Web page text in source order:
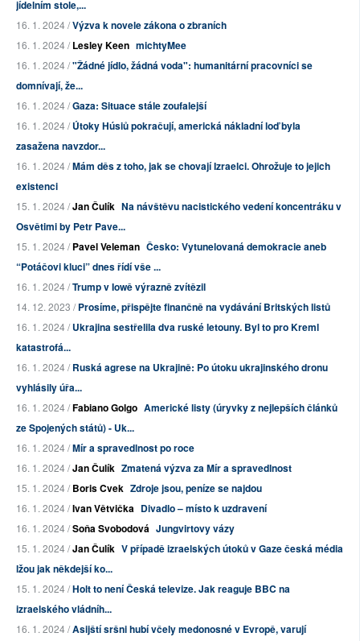
jídelním stole,...
16. 1. 2024 /Výzva k novele zákona o zbraních
16. 1. 2024 /Lesley Keen michtyMee
16. 1. 2024 /"Žádné jídlo, žádná voda": humanitární pracovníci se
domnívají, že...
16. 1. 2024 /Gaza: Situace stále zoufalejší
16. 1. 2024 /Útoky Húsiů pokračují, americká nákladní loď byla
zasažena navzdor...
16. 1. 2024 /Mám děs z toho, jak se chovají Izraelci. Ohrožuje to jejich
existenci
15. 1. 2024 /Jan Čulík Na návštěvu nacistického vedení koncentráku v
Osvětimi by Petr Pave...
15. 1. 2024 /Pavel Veleman Česko: Vytunelovaná demokracie aneb
“Potáčovi kluci” dnes řídí vše ...
16. 1. 2024 /Trump v Iowě výrazně zvítězil
14. 12. 2023 /Prosíme, přispějte finančně na vydávání Britských listů
16. 1. 2024 /Ukrajina sestřelila dva ruské letouny. Byl to pro Kreml
katastrofá...
16. 1. 2024 /Ruská agrese na Ukrajině: Po útoku ukrajinského dronu
vyhlásily úřa...
16. 1. 2024 /Fabiano Golgo Americké listy (úryvky z nejlepších článků
ze Spojených států) - Uk...
16. 1. 2024 /Mír a spravedlnost po roce
16. 1. 2024 /Jan Čulík Zmatená výzva za Mír a spravedlnost
15. 1. 2024 /Boris Cvek Zdroje jsou, peníze se najdou
16. 1. 2024 /Ivan Větvička Divadlo – místo k uzdravení
16. 1. 2024 /Soňa Svobodová Jungvirtovy vázy
15. 1. 2024 /Jan Čulík V případě izraelských útoků v Gaze česká média
lžou jak někdejší ko...
15. 1. 2024 /Holt to není Česká televize. Jak reaguje BBC na
izraelského vládníh...
16. 1. 2024 /Asijští sršni hubí včely medonosné v Evropě, varují